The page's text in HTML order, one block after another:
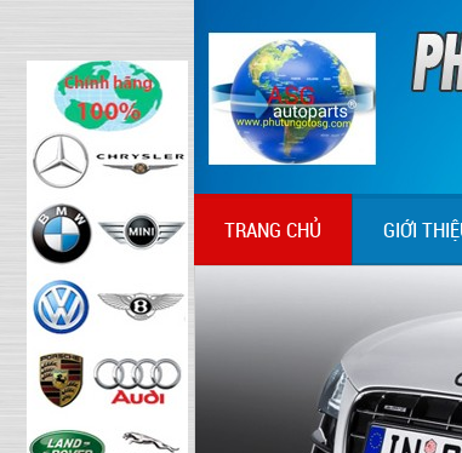
TRANG CHỦ GIỚI